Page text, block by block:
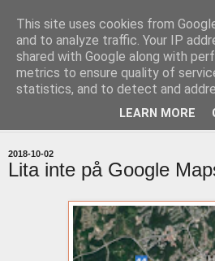
med stort och smått från
2018-10-02
Lita inte på Google
This site uses cookies from
and to analyze traffic. Your IP
shared with Google along with
metrics to ensure quality of
statistics, and to detect and
LEARN MORE